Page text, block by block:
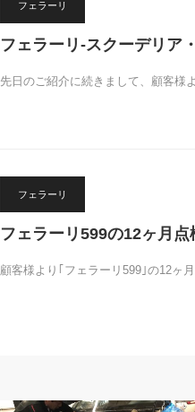
フェラーリ
フェラーリ-スクーデリア
先日のご紹介に続きまして、顧客
フェラーリ
フェラーリ599の12ヶ月点
顧客様より｢フェラーリ599｣の12ヶ